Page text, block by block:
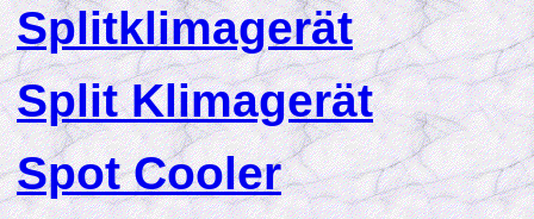
Splitklimagerät
Split Klimagerät
Spot Cooler